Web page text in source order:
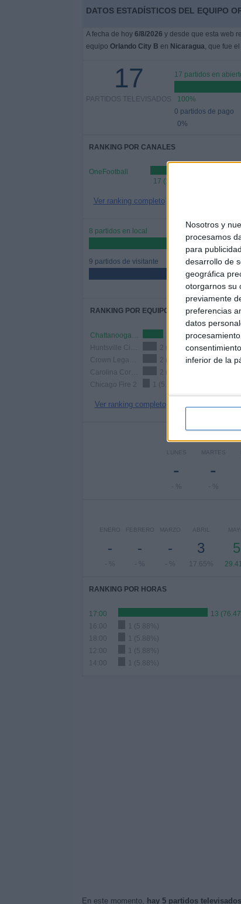
Nosotros y
procesamos
para
desarrollo de
geográfica
otorgarnos su
previamente
preferencias
datos
inferior de la
DATOS ESTADÍSTICOS DEL EQUIPO
A fecha de hoy 6/8/2026 y desde que esta web
equipo Orlando City B en Nicaragua, que fue el
17
PARTIDOS TELEVISADOS
17 partidos en
100%
0 partidos de pago
0%
RANKING POR CANALES
OneFootball
17 (100%)
Ver ranking completo
8 partidos en local
47.06%
9 partidos de visitante
52.94%
RANKING POR EQUIPOS
Chattanooga FC
3 (17.65%)
2 (11.76%)
2 (11.76%)
2 (11.76%)
Chicago Fire 2
1 (5.88%)
Ver ranking completo
LUNES
-
- %
MARTES
-
- %
ENERO
-
- %
FEBRERO
-
- %
MARZO
-
- %
ABRIL
3
17.65%
5
RANKING POR HORAS
17:00
13
16:00
1 (5.88%)
18:00
1 (5.88%)
12:00
1 (5.88%)
1 (5.88%)
En este momento, hay 5 partidos